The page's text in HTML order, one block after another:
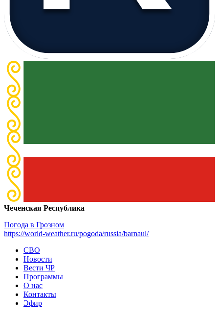
Чеченская Республика
Погода в Грозном
https://world-weather.ru/pogoda/russia/barnaul/
СВО
Новости
Вести ЧР
Программы
О нас
Контакты
Эфир